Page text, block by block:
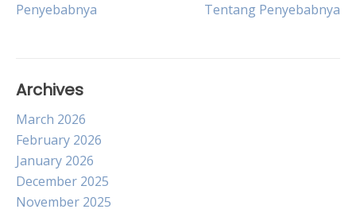
navigation
Penyebabnya
Tentang Penyebabnya
Archives
March 2026
February 2026
January 2026
December 2025
November 2025